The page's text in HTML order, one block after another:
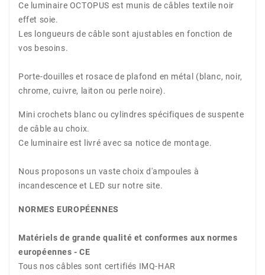
Ce luminaire OCTOPUS est munis de câbles textile noir
effet soie.
Les longueurs de câble sont ajustables en fonction de
vos besoins.
Porte-douilles et rosace de plafond en métal (blanc, noir,
chrome, cuivre, laiton ou perle noire).
Mini crochets blanc ou cylindres spécifiques de suspente
de câble au choix.
Ce luminaire est livré avec sa notice de montage.
Nous proposons un vaste choix d'ampoules à
incandescence et LED sur notre site.
NORMES EUROPÉENNES
Matériels de grande qualité et conformes aux normes
européennes - CE
Tous nos câbles sont certifiés IMQ-HAR